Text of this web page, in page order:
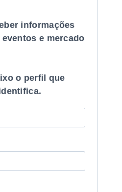
informações
e mercado
o perfil que